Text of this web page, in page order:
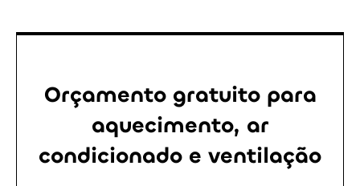
Orçamento gratuito para
aquecimento, ar
condicionado e ventilação